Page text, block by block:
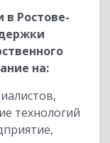
Ростове-
на:
технологий